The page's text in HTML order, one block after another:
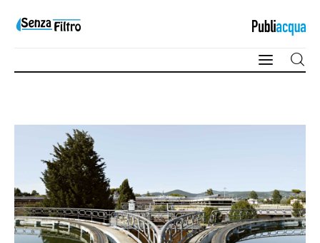
Sostenibilità
Innovazione
Sicurezza e Legalità